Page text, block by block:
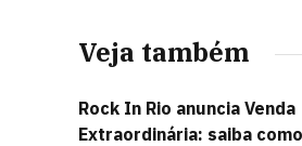
Veja também
Rock In Rio anuncia Venda
Extraordinária: saiba como